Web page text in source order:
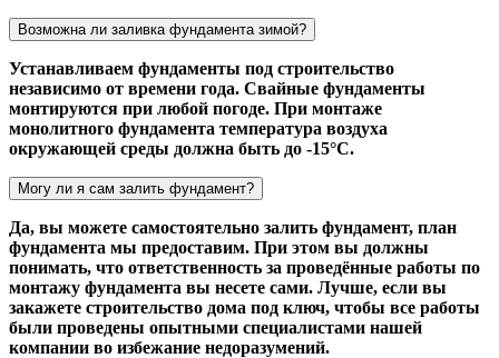
Возможна ли заливка фундамента зимой?
Устанавливаем фундаменты под строительство
независимо от времени года. Свайные фундаменты
монтируются при любой погоде. При монтаже
монолитного фундамента температура воздуха
окружающей среды должна быть до -15°С.
Могу ли я сам залить фундамент?
Да, вы можете самостоятельно залить фундамент, план
фундамента мы предоставим. При этом вы должны
понимать, что ответственность за проведённые работы по
монтажу фундамента вы несете сами. Лучше, если вы
закажете строительство дома под ключ, чтобы все работы
были проведены опытными специалистами нашей
компании во избежание недоразумений.